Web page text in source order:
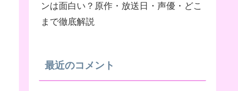
ンは面白い？原作・放送日・声優・どこ
まで徹底解説
最近のコメント